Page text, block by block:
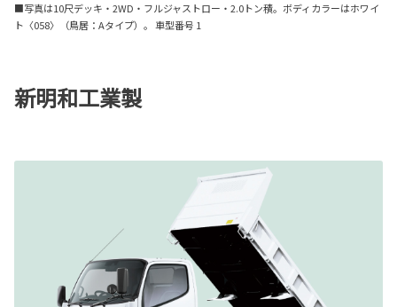
■写真は10尺デッキ・2WD・フルジャストロー・2.0トン積。ボディカラーはホワイ
ト〈058〉（鳥居：Aタイプ）。 車型番号 1
新明和工業製